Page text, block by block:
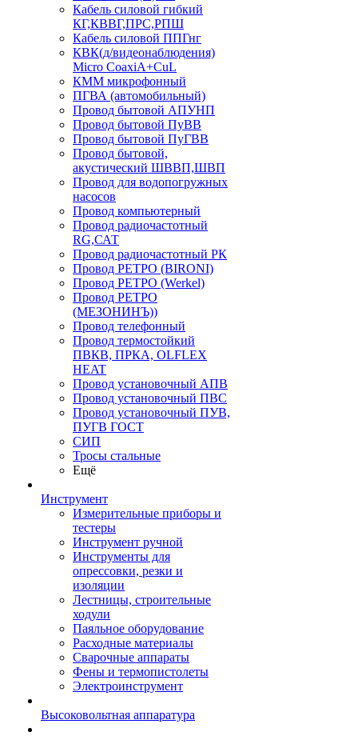
Кабель силовой гибкий
КГ,КВВГ,ПРС,РПШ
Кабель силовой ППГнг
КВК(д/видеонаблюдения)
Micro CoaxiA+CuL
КММ микрофонный
ПГВА (автомобильный)
Провод бытовой АПУНП
Провод бытовой ПуВВ
Провод бытовой ПуГВВ
Провод бытовой,
акустический ШВВП,ШВП
Провод для водопогружных
насосов
Провод компьютерный
Провод радиочастотный
RG,САТ
Провод радиочастотный РК
Провод РЕТРО (BIRONI)
Провод РЕТРО (Werkel)
Провод РЕТРО
(МЕЗОНИНЪ))
Провод телефонный
Провод термостойкий
ПВКВ, ПРКА, OLFLEX
HEAT
Провод установочный АПВ
Провод установочный ПВС
Провод установочный ПУВ,
ПУГВ ГОСТ
СИП
Тросы стальные
Ещё
Инструмент
Измерительные приборы и
тестеры
Инструмент ручной
Инструменты для
опрессовки, резки и
изоляции
Лестницы, строительные
ходули
Паяльное оборудование
Расходные материалы
Сварочные аппараты
Фены и термопистолеты
Электроинструмент
Высоковольтная аппаратура